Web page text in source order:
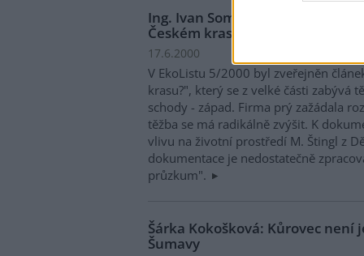
Ing. Ivan Sommer: Reakce na
Českém krasu?" v EkoListu 5/2000
17.6.2000
V EkoListu 5/2000 byl zveřejněn
krasu?", který se z velké části zabývá
schody - západ. Firma prý zažádala
těžba se má radikálně zvýšit. K
vlivu na životní prostředí M. Štingl z
dokumentace je nedostatečně
průzkum".
Šárka Kokošková: Kůrovec
Šumavy